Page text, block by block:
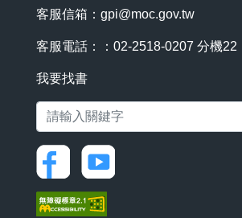
客服信箱： gpi@moc.gov.tw
客服電話：：02-2518-0207 分機22
我要找書